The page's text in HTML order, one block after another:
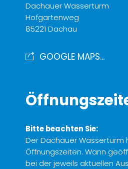
Dachauer Wasserturm
Hofgartenweg
85221 Dachau
GOOGLE MAPS...
Bitte beachten Sie:
Der Dachauer Wasserturm
Öffnungszeiten. Wann
bei der jeweils aktuellen